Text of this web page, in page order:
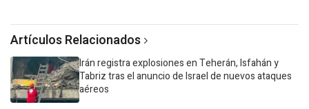
Artículos Relacionados
Irán registra explosiones en Teherán, Isfahán y
Tabriz tras el anuncio de Israel de nuevos ataques
aéreos